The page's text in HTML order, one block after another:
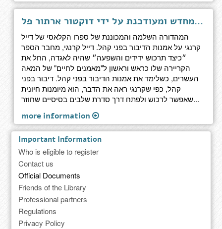
אמנות הדיבור בפני קהל - התוכנית המלאה, ערוכה מחדש ומעודכנת על ידי דוקטור ארתור פל
המהדורה השלמה והמכוננת של ספרו הקלאסי של דייל
קרנגי על אמנות הדיבור בפני קהל. דייל קרנגי, מחבר הספר
״כיצד תרכוש ידידים והשפעה״ שהיה לאגדה, החל את
הקריירה שלו כראש וראשון ל"מאמנים לחיים" של המאה
העשרים, כשלימד את אמנות הדיבור בפני קהל. דיבור בפני
קהל, כפי שקרנגי ראה את הדבר, הוא מיומנות חיונית
שאפשר לרכוש ולפתח דרך סדרת שלבים בסיסיים שחוזר...
more information
Important Information
Who is eligible to register
Contact us
Official Documents
Friends of the Library
Professional partners
Regulations
Privacy Policy